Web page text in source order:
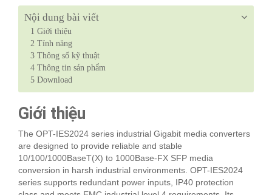
Nội dung bài viết
1 Giới thiệu
2 Tính năng
3 Thông số kỹ thuật
4 Thông tin sản phẩm
5 Download
Giới thiệu
The OPT-IES2024 series industrial Gigabit media converters
are designed to provide reliable and stable
10/100/1000BaseT(X) to 1000Base-FX SFP media
conversion in harsh industrial environments. OPT-IES2024
series supports redundant power inputs, IP40 protection